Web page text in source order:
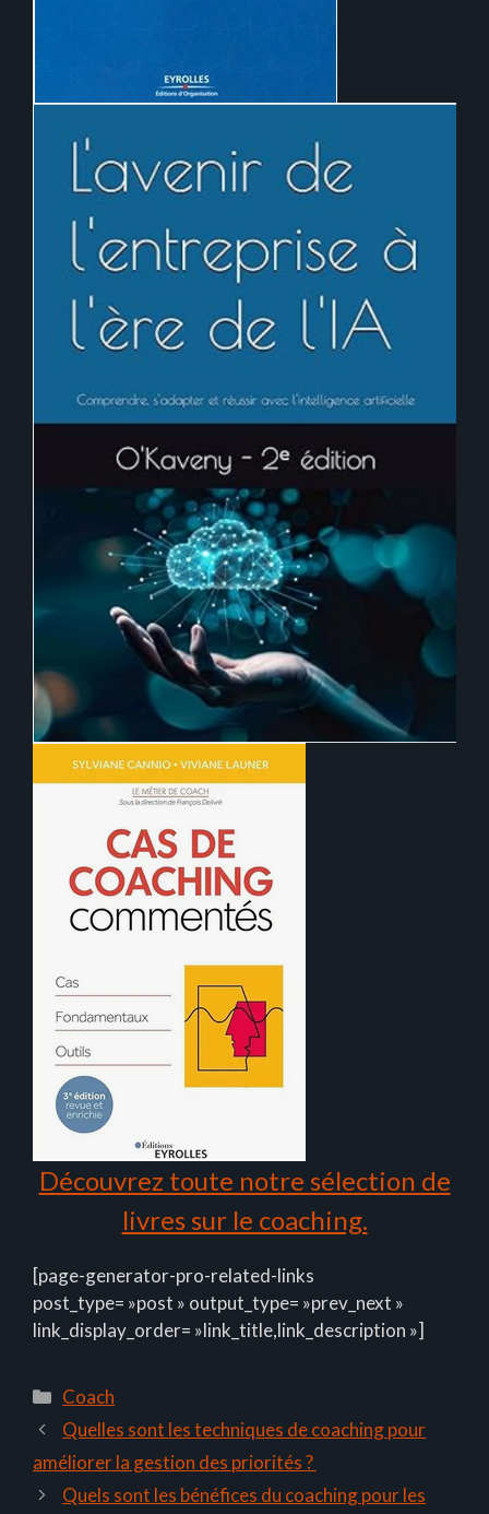
Découvrez toute notre sélection de
livres sur le coaching.
[page-generator-pro-related-links
post_type= »post » output_type= »prev_next »
link_display_order= »link_title,link_description »]
Catégories
Coach
Quelles sont les techniques de coaching pour
améliorer la gestion des priorités ?
Quels sont les bénéfices du coaching pour les